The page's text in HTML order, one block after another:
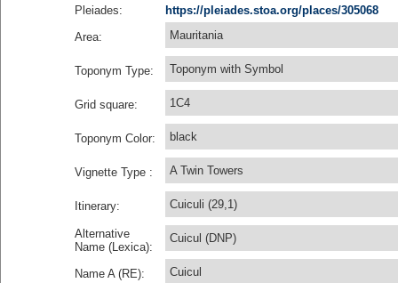
Pleiades:
https://pleiades.stoa.org/places/305068
Area:
Mauritania
Toponym Type: Toponym with Symbol
Grid square: 1C4
Toponym Color: black
Vignette Type : A Twin Towers
Itinerary: Cuiculi (29,1)
Alternative
Name (Lexica):
Cuicul (DNP)
Name A (RE): Cuicul